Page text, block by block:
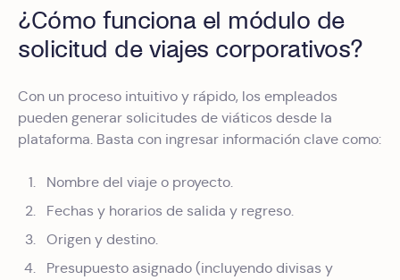
¿Cómo funciona el módulo de
solicitud de viajes corporativos?
Con un proceso intuitivo y rápido, los empleados
pueden generar solicitudes de viáticos desde la
plataforma. Basta con ingresar información clave como:
Nombre del viaje o proyecto.
Fechas y horarios de salida y regreso.
Origen y destino.
Presupuesto asignado (incluyendo divisas y